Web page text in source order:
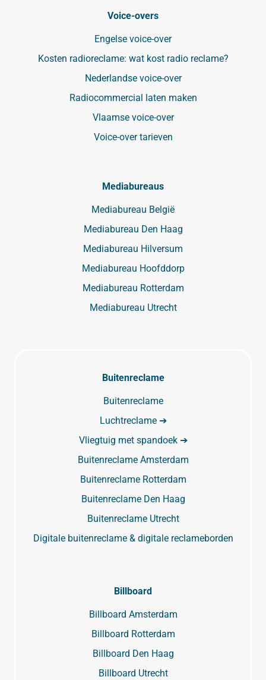
Voice-overs
Engelse voice-over
Kosten radioreclame: wat kost radio reclame?
Nederlandse voice-over
Radiocommercial laten maken
Vlaamse voice-over
Voice-over tarieven
Mediabureaus
Mediabureau België
Mediabureau Den Haag
Mediabureau Hilversum
Mediabureau Hoofddorp
Mediabureau Rotterdam
Mediabureau Utrecht
Buitenreclame
Buitenreclame
Luchtreclame ➔
Vliegtuig met spandoek ➔
Buitenreclame Amsterdam
Buitenreclame Rotterdam
Buitenreclame Den Haag
Buitenreclame Utrecht
Digitale buitenreclame & digitale reclameborden
Billboard
Billboard Amsterdam
Billboard Rotterdam
Billboard Den Haag
Billboard Utrecht